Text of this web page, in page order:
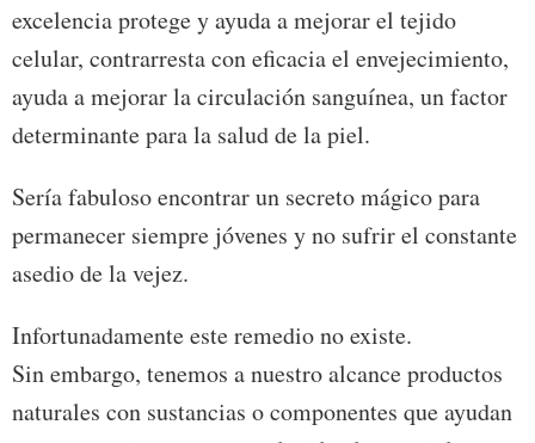
excelencia protege y ayuda a mejorar el tejido
celular, contrarresta con eficacia el envejecimiento,
ayuda a mejorar la circulación sanguínea, un factor
determinante para la salud de la piel.
Sería fabuloso encontrar un secreto mágico para
permanecer siempre jóvenes y no sufrir el constante
asedio de la vejez.
Infortunadamente este remedio no existe.
Sin embargo, tenemos a nuestro alcance productos
naturales con sustancias o componentes que ayudan